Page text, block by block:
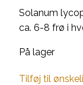
Solanum
ca. 6-8 frø i
På lager
Tilføj til